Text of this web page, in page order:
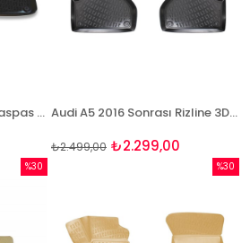
Audi A5 2008-2016 3D Paspas Takımı Bizymo Audi A5 2016 Sonrası Rizline 3D Havuzlu Paspas
₺2.299,00
₺2.499,00
%30
%30